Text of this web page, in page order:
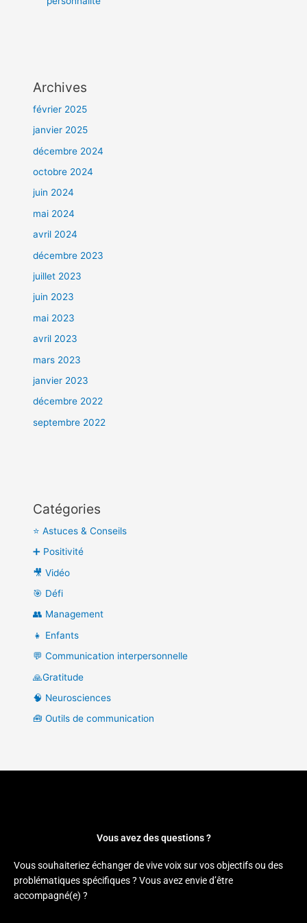
Archives
février 2025
janvier 2025
décembre 2024
octobre 2024
juin 2024
mai 2024
avril 2024
décembre 2023
juillet 2023
juin 2023
mai 2023
avril 2023
mars 2023
janvier 2023
décembre 2022
septembre 2022
Catégories
⭐ Astuces & Conseils
➕ Positivité
🎥 Vidéo
🎯 Défi
👥 Management
👧 Enfants
💬 Communication interpersonnelle
🙏Gratitude
🧠 Neurosciences
🧰 Outils de communication
Vous avez des questions ?
Vous souhaiteriez échanger de vive voix sur vos objectifs ou des
problématiques spécifiques ? Vous avez envie d’être
accompagné(e) ?